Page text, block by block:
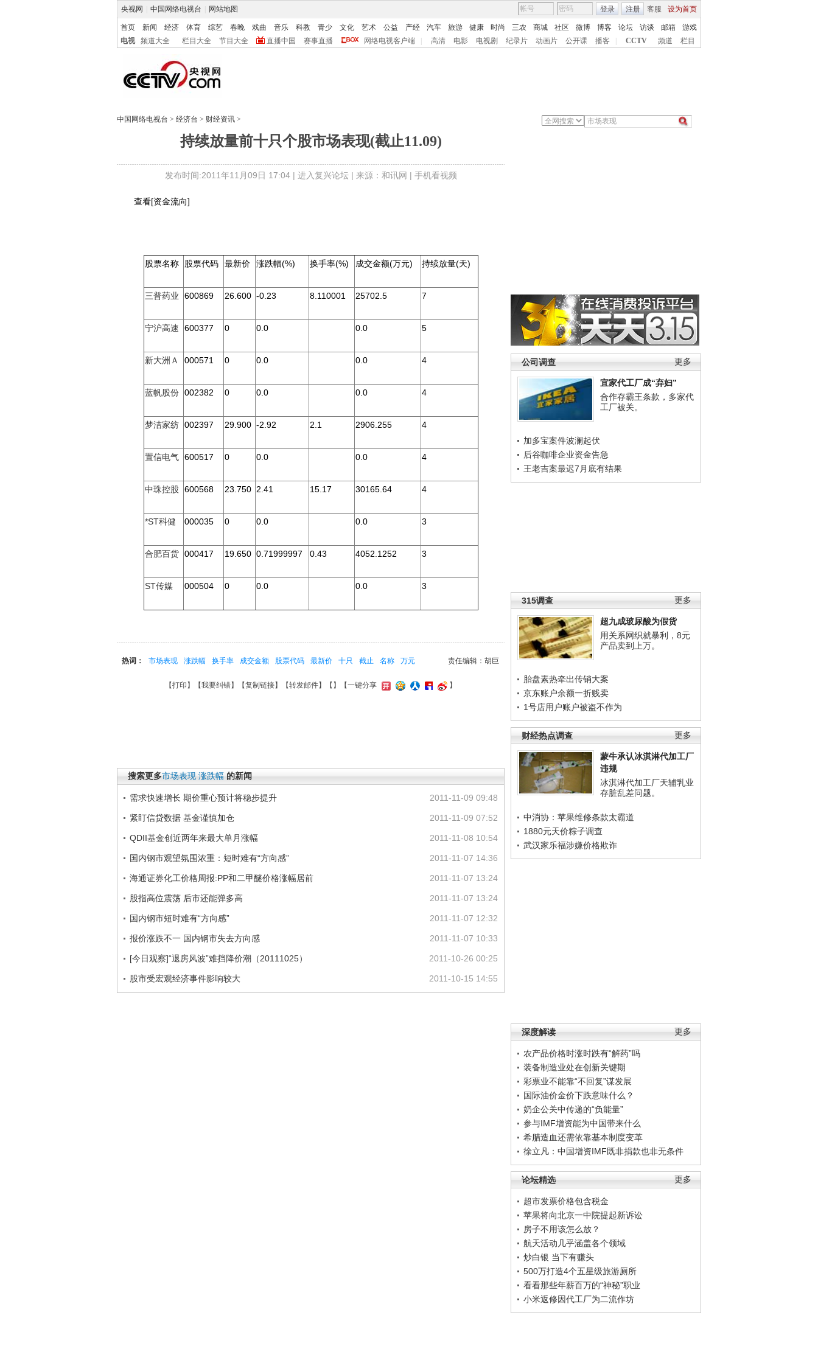
央视网 中国网络电视台 网站地图 客服 设为首页
登录 注册
首页 新闻 经济 体育 综艺 春晚 戏曲 音乐 科教 青少 文化 艺术 公益 产经 汽车 旅游 健康 时尚 三农 商城 社区 微博 博客 论坛 访谈 邮箱
游戏
电视
频道大全 栏目大全 节目大全 直播中国 赛事直播 网络电视客户端 高清 电影 电视剧 纪录片 动画片 公开课 播客 CCTV 频道 栏目
中国网络电视台 > 经济台 > 财经资讯 >
持续放量前十只个股市场表现(截止11.09)
发布时间:2011年11月09日 17:04 | 进入复兴论坛| 来源：和讯网 | 手机看视频
更多
公司调查
宜家代工厂成“弃妇”
合作存霸王条款，多家代
工厂被关。
加多宝案件波澜起伏
后谷咖啡企业资金告急
王老吉案最迟7月底有结果
更多
315调查
超九成玻尿酸为假货
用关系网织就暴利，8元
产品卖到上万。
胎盘素热牵出传销大案
京东账户余额一折贱卖
1号店用户账户被盗不作为
更多
财经热点调查
蒙牛承认冰淇淋代加工厂
违规
冰淇淋代加工厂天辅乳业
存脏乱差问题。
中消协：苹果维修条款太霸道
1880元天价粽子调查
武汉家乐福涉嫌价格欺诈
更多
深度解读
农产品价格时涨时跌有“解药”吗
装备制造业处在创新关键期
彩票业不能靠“不回复”谋发展
国际油价金价下跌意味什么？
奶企公关中传递的“负能量”
参与IMF增资能为中国带来什么
希腊造血还需依靠基本制度变革
徐立凡：中国增资IMF既非捐款也非无条件
更多
论坛精选
超市发票价格包含税金
苹果将向北京一中院提起新诉讼
房子不用该怎么放？
航天活动几乎涵盖各个领域
炒白银 当下有赚头
500万打造4个五星级旅游厕所
看看那些年薪百万的“神秘”职业
小米返修因代工厂为二流作坊
查看[资金流向]
股票名称 股票代码 最新价 涨跌幅(%) 换手率(%) 成交金额(万元) 持续放量(天)
三普药业 600869 26.600 -0.23 8.110001 25702.5 7
宁沪高速 600377 0 0.0 0.0 5
新大洲Ａ 000571 0 0.0 0.0 4
蓝帆股份 002382 0 0.0 0.0 4
梦洁家纺 002397 29.900 -2.92 2.1 2906.255 4
置信电气 600517 0 0.0 0.0 4
中珠控股 600568 23.750 2.41 15.17 30165.64 4
*ST科健 000035 0 0.0 0.0 3
合肥百货 000417 19.650 0.71999997 0.43 4052.1252 3
ST传媒 000504 0 0.0 0.0 3
责任编辑：胡巨
热词： 市场表现 涨跌幅 换手率 成交金额 股票代码 最新价 十只 截止 名称 万元
【打印 】【我要纠错】【复制链接】【转发邮件】【 】 【一键分享 】
搜索更多市场表现 涨跌幅 的新闻
2011-11-09 09:48
需求快速增长 期价重心预计将稳步提升
2011-11-09 07:52
紧盯信贷数据 基金谨慎加仓
2011-11-08 10:54
QDII基金创近两年来最大单月涨幅
2011-11-07 14:36
国内钢市观望氛围浓重：短时难有“方向感”
2011-11-07 13:24
海通证券化工价格周报:PP和二甲醚价格涨幅居前
2011-11-07 13:24
股指高位震荡 后市还能弹多高
2011-11-07 12:32
国内钢市短时难有“方向感”
2011-11-07 10:33
报价涨跌不一 国内钢市失去方向感
2011-10-26 00:25
[今日观察]“退房风波”难挡降价潮（20111025）
2011-10-15 14:55
股市受宏观经济事件影响较大